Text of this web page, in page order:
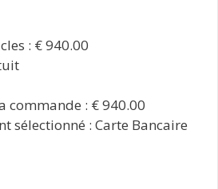
: € 940.00
commande : € 940.00
sélectionné : Carte Bancaire